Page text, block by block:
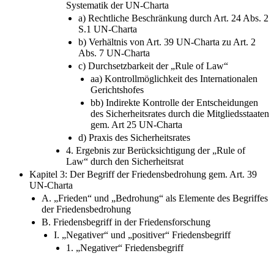
a) Rechtliche Beschränkung durch Art. 24 Abs. 2
S.1 UN-Charta
b) Verhältnis von Art. 39 UN-Charta zu Art. 2
Abs. 7 UN-Charta
c) Durchsetzbarkeit der „Rule of Law“
aa) Kontrollmöglichkeit des Internationalen
Gerichtshofes
bb) Indirekte Kontrolle der Entscheidungen
des Sicherheitsrates durch die Mitgliedsstaaten
gem. Art 25 UN-Charta
d) Praxis des Sicherheitsrates
4. Ergebnis zur Berücksichtigung der „Rule of
Law“ durch den Sicherheitsrat
Kapitel 3: Der Begriff der Friedensbedrohung gem. Art. 39
UN-Charta
A. „Frieden“ und „Bedrohung“ als Elemente des Begriffes
der Friedensbedrohung
B. Friedensbegriff in der Friedensforschung
I. „Negativer“ und „positiver“ Friedensbegriff
1. „Negativer“ Friedensbegriff
2. „Positiver“ Friedensbegriff